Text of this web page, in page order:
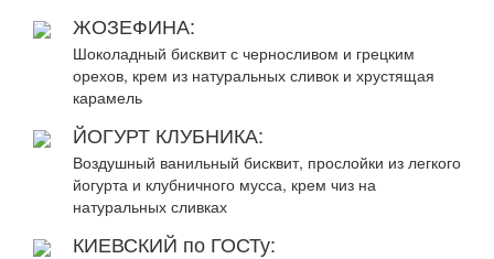
ЖОЗЕФИНА:
Шоколадный бисквит с черносливом и грецким
орехов, крем из натуральных сливок и хрустящая
карамель
ЙОГУРТ КЛУБНИКА:
Воздушный ванильный бисквит, прослойки из легкого
йогурта и клубничного мусса, крем чиз на
натуральных сливках
КИЕВСКИЙ по ГОСТу: